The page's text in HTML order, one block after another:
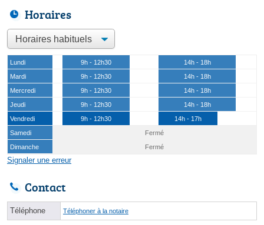
Horaires
Lundi 9h - 12h30
14h - 18h
Mardi
9h - 12h30
14h - 18h
Mercredi
9h - 12h30
14h - 18h
Jeudi
9h - 12h30
14h - 18h
Vendredi
9h - 12h30
14h - 17h
Samedi
Fermé
Dimanche
Fermé
Signaler une erreur
Contact
Téléphone Téléphoner à la notaire